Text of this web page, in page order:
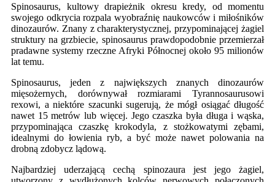
Spinosaurus, kultowy drapieżnik okresu kredy, od momentu
swojego odkrycia rozpala wyobraźnię naukowców i miłośników
dinozaurów. Znany z charakterystycznej, przypominającej żagiel
struktury na grzbiecie, spinosaurus prawdopodobnie przemierzał
pradawne systemy rzeczne Afryki Północnej około 95 milionów
lat temu.
Spinosaurus, jeden z największych znanych dinozaurów
mięsożernych, dorównywał rozmiarami Tyrannosaurusowi
rexowi, a niektóre szacunki sugerują, że mógł osiągać długość
nawet 15 metrów lub więcej. Jego czaszka była długa i wąska,
przypominająca czaszkę krokodyla, z stożkowatymi zębami,
idealnymi do łowienia ryb, a być może nawet polowania na
drobną zdobycz lądową.
Najbardziej uderzającą cechą spinozaura jest jego żagiel,